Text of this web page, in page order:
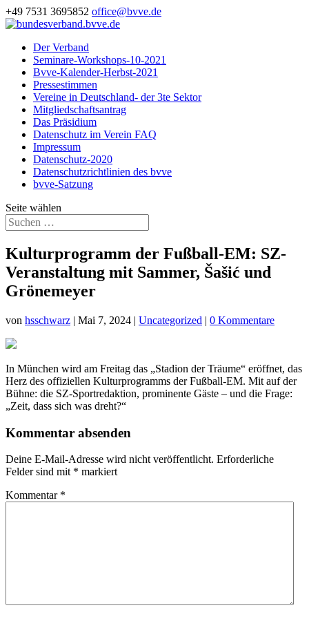
+49 7531 3695852 office@bvve.de
Der Verband
Seminare-Workshops-10-2021
Bvve-Kalender-Herbst-2021
Pressestimmen
Vereine in Deutschland- der 3te Sektor
Mitgliedschaftsantrag
Das Präsidium
Datenschutz im Verein FAQ
Impressum
Datenschutz-2020
Datenschutzrichtlinien des bvve
bvve-Satzung
Seite wählen
Kulturprogramm der Fußball-EM: SZ-
Veranstaltung mit Sammer, Šašić und
Grönemeyer
von hsschwarz | Mai 7, 2024 | Uncategorized | 0 Kommentare
In München wird am Freitag das „Stadion der Träume“ eröffnet, das
Herz des offiziellen Kulturprogramms der Fußball-EM. Mit auf der
Bühne: die SZ-Sportredaktion, prominente Gäste – und die Frage:
„Zeit, dass sich was dreht?“
Kommentar absenden
Deine E-Mail-Adresse wird nicht veröffentlicht. Erforderliche
Felder sind mit * markiert
Kommentar *